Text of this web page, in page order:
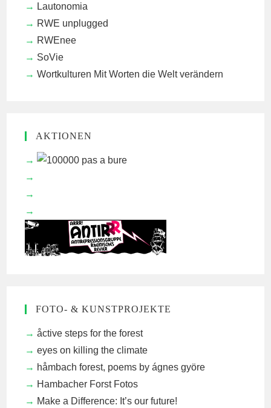
Lautonomia
RWE unplugged
RWEnee
SoVie
Wortkulturen Mit Worten die Welt verändern
AKTIONEN
FOTO- & KUNSTPROJEKTE
åctive steps for the forest
eyes on killing the climate
håmbach forest, poems by ágnes györe
Hambacher Forst Fotos
Make a Difference: It’s our future!